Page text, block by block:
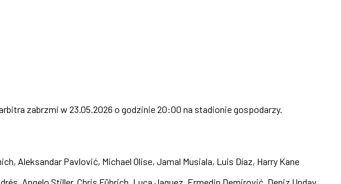
zabrzmi w 23.05.2026 o godzinie 20:00 na stadionie gospodarzy.
Aleksandar Pavlović, Michael Olise, Jamal Musiala, Luis Díaz, Harry Kane
Angelo Stiller, Chris Führich, Luca Jaquez, Ermedin Demirović, Deniz Undav